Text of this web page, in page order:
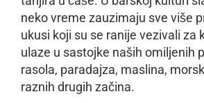
neko vreme zauzimaju sve više
ukusi koji su se ranije vezivali za
ulaze u sastojke naših omiljenih
rasola, paradajza, maslina,
raznih drugih začina.